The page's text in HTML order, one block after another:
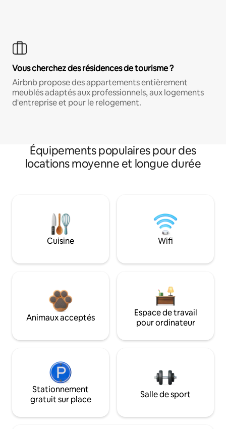
Vous cherchez des résidences de tourisme ?
Airbnb propose des appartements entièrement
meublés adaptés aux professionnels, aux logements
d'entreprise et pour le relogement.
Équipements populaires pour des
locations moyenne et longue durée
Cuisine Wifi
Animaux acceptés
Espace de travail
pour ordinateur
Stationnement
gratuit sur place
Salle de sport